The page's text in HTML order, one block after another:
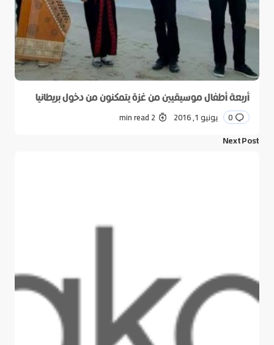
أربعة أطفال موسيقيين من غزة يتمكنون من دخول بريطانيا
0 يونيو 1, 2016 2 min read
Next Post